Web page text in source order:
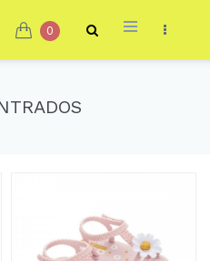
0